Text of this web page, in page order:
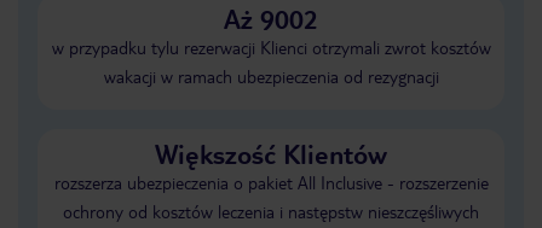
Aż 9002
w przypadku tylu rezerwacji Klienci otrzymali zwrot kosztów
wakacji w ramach ubezpieczenia od rezygnacji
Większość Klientów
rozszerza ubezpieczenia o pakiet All Inclusive - rozszerzenie
ochrony od kosztów leczenia i następstw nieszczęśliwych